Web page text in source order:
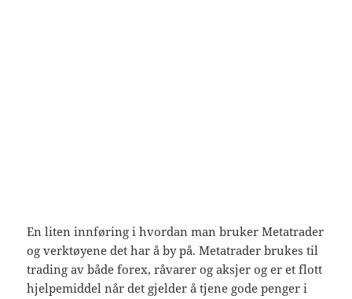
En liten innføring i hvordan man bruker Metatrader
og verktøyene det har å by på. Metatrader brukes til
trading av både forex, råvarer og aksjer og er et flott
hjelpemiddel når det gjelder å tjene gode penger i